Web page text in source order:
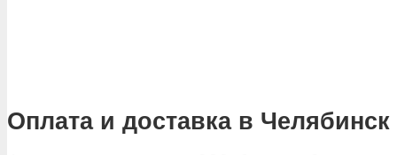
Оплата и доставка в Челябинск